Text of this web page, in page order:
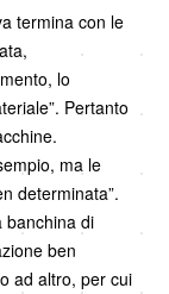
termina con le
lo
Pertanto
ma le
determinata”.
banchina di
ben
ad altro, per cui